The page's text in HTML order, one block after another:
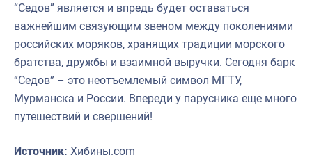
“Седов” является и впредь будет оставаться
важнейшим связующим звеном между поколениями
российских моряков, хранящих традиции морского
братства, дружбы и взаимной выручки. Сегодня барк
“Седов” – это неотъемлемый символ МГТУ,
Мурманска и России. Впереди у парусника еще много
путешествий и свершений!
Источник: Хибины.com